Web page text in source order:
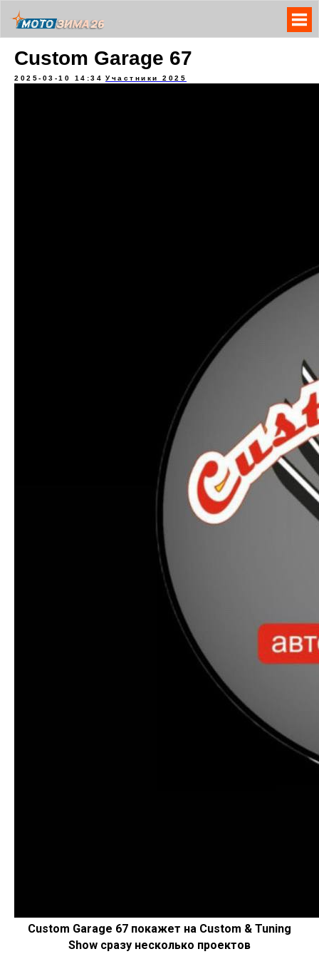
Custom Garage 67
2025-03-10 14:34 Участники 2025
Custom Garage 67 покажет на Custom & Tuning
Show сразу несколько проектов